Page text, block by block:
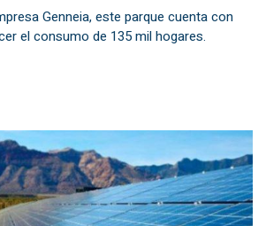
Genneia, este parque cuenta con
el consumo de 135 mil hogares.